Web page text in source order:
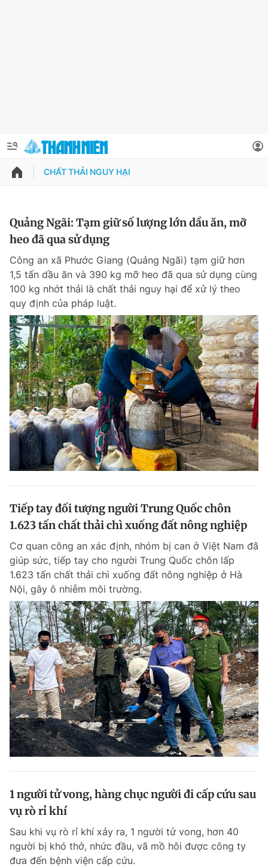
QUẢNG CÁO
Chuyên mục khác
Chào ngày mới
Tin thị trường Tin 360
Video Magazine
Sản phẩm khác
Tiện ích Bạn cần biết
Đọc Thanh Niên trên điện thoại
Theo dõi báo trên
Hotline
0906 645 777
Liên hệ quảng cáo
0908 780 404
Đặt báo Quảng cáo RSS Tòa soạn Chính sách bảo
Tổng biên tập: Nguyễn Ngọc Toàn
Tổng thư ký tòa soạn: Đức Trung
Giấy phép xuất bản số 110/GP - BTTTT cấp ngày 24.3.2020
© 2003-2026 Bản quyền thuộc về Báo Thanh Niên. Cấm sao chép
dưới mọi hình thức nếu không có sự chấp thuận bằng văn bản.
Phát triển bởi ePi Technologies, JSC.
Thông tin tài khoản
Đổi mật khẩu
Tin đã lưu
Tin đã xem
Đăng xuất
CHẤT THẢI NGUY HẠI
Quảng Ngãi: Tạm giữ số lượng lớn dầu ăn, mỡ
heo đã qua sử dụng
Công an xã Phước Giang (Quảng Ngãi) tạm giữ hơn
1,5 tấn dầu ăn và 390 kg mỡ heo đã qua sử dụng cùng
100 kg nhớt thải là chất thải nguy hại để xử lý theo
quy định của pháp luật.
Tiếp tay đối tượng người Trung Quốc chôn
1.623 tấn chất thải chì xuống đất nông nghiệp
Cơ quan công an xác định, nhóm bị can ở Việt Nam đã
giúp sức, tiếp tay cho người Trung Quốc chôn lấp
1.623 tấn chất thải chì xuống đất nông nghiệp ở Hà
Nội, gây ô nhiễm môi trường.
1 người tử vong, hàng chục người đi cấp cứu sau
vụ rò rỉ khí
Sau khi vụ rò rỉ khí xảy ra, 1 người tử vong, hơn 40
người bị khó thở, nhức đầu, vã mồ hôi được công ty
đưa đến bệnh viện cấp cứu.